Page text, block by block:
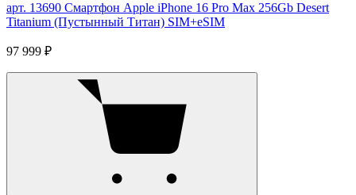
арт. 13690 Смартфон Apple iPhone 16 Pro Max 256Gb Desert
Titanium (Пустынный Титан) SIM+eSIM
97 999 ₽